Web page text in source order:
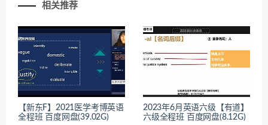
相关推荐
【新东F】2021医学考博英语
全程班 百度网盘(39.02G)
2023年6月英语六级【有道】
六级全程班 百度网盘(8.12G)